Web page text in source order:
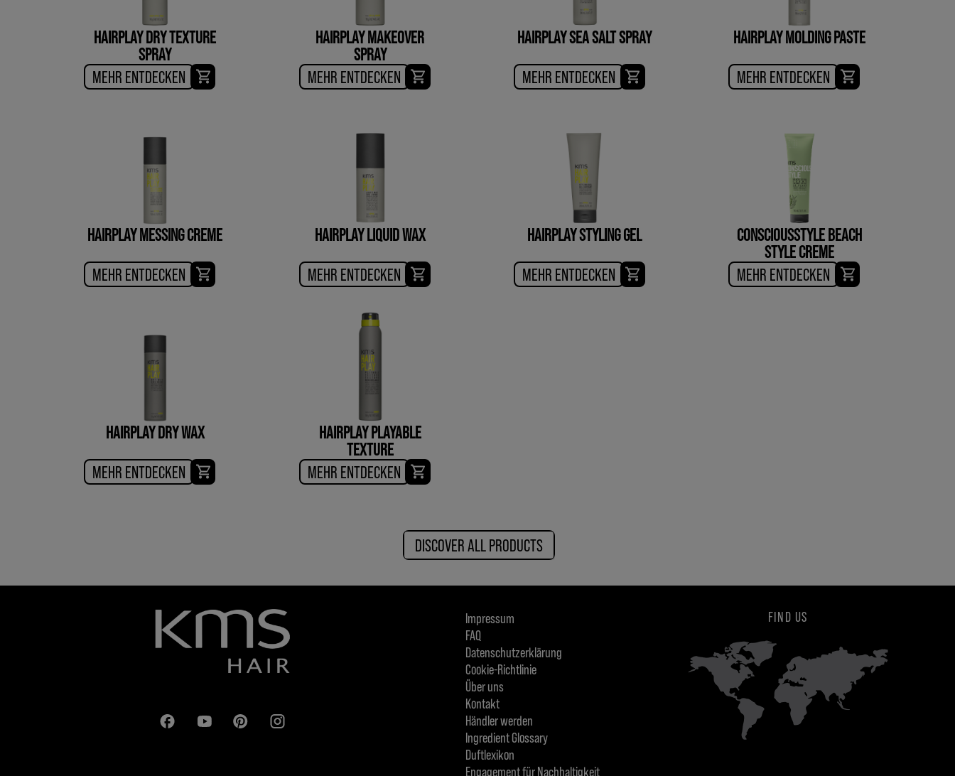
HAIRPLAY DRY TEXTURE
SPRAY
MEHR ENTDECKEN
HAIRPLAY MAKEOVER
SPRAY
MEHR ENTDECKEN
HAIRPLAY SEA SALT SPRAY
MEHR ENTDECKEN
HAIRPLAY MOLDING PASTE
MEHR ENTDECKEN
HAIRPLAY MESSING CREME
MEHR ENTDECKEN
HAIRPLAY LIQUID WAX
MEHR ENTDECKEN
HAIRPLAY STYLING GEL
MEHR ENTDECKEN
CONSCIOUSSTYLE BEACH
STYLE CREME
MEHR ENTDECKEN
HAIRPLAY DRY WAX
MEHR ENTDECKEN
HAIRPLAY PLAYABLE
TEXTURE
MEHR ENTDECKEN
DISCOVER ALL PRODUCTS
Impressum
FAQ
Datenschutzerklärung
Cookie-Richtlinie
Über uns
Kontakt
Händler werden
Ingredient Glossary
Duftlexikon
Engagement für Nachhaltigkeit
FIND US